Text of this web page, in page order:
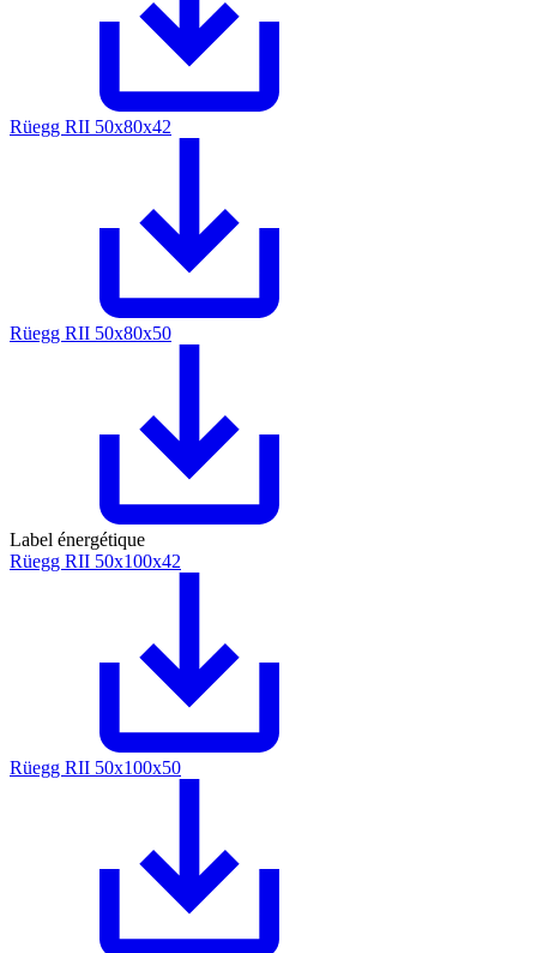
Rüegg RII 50x80x42
Rüegg RII 50x80x50
Label énergétique
Rüegg RII 50x100x42
Rüegg RII 50x100x50